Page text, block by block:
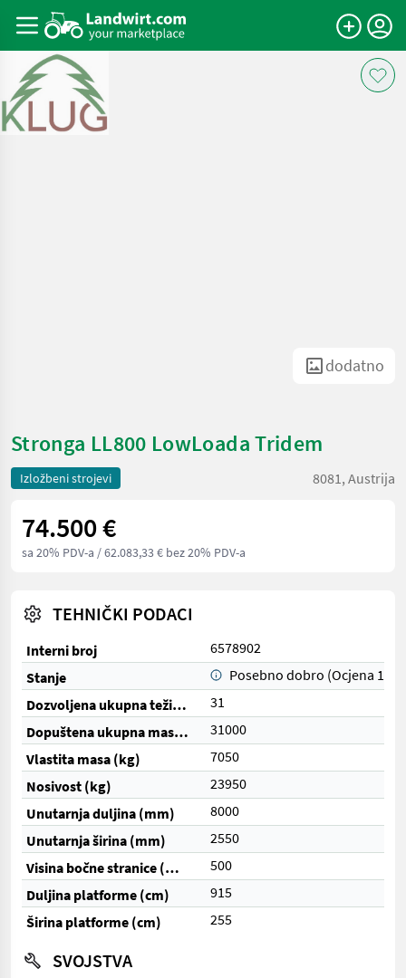
dodatno
Stronga LL800 LowLoada Tridem
Izložbeni strojevi 8081, Austrija
74.500 €
sa 20% PDV-a / 62.083,33 € bez 20% PDV-a
TEHNIČKI PODACI
Interni broj
6578902
Stanje
Posebno dobro (Ocjena 1)
Dozvoljena ukupna težina (t)
31
Dopuštena ukupna masa (kg)
31000
Vlastita masa (kg)
7050
Nosivost (kg)
23950
Unutarnja duljina (mm)
8000
Unutarnja širina (mm)
2550
Visina bočne stranice (mm)
500
Duljina platforme (cm)
915
Širina platforme (cm)
255
SVOJSTVA